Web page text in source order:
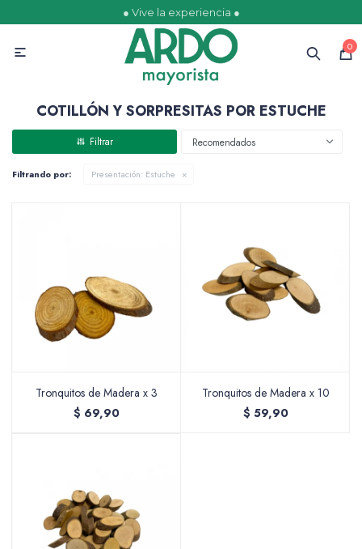
● Vive la experiencia ●
0

COTILLÓN Y SORPRESITAS POR ESTUCHE
Recomendados
Filtrando por: Presentación: Estuche
Tronquitos de Madera x 3
$ 69,90
Tronquitos de Madera x 10
$ 59,90
Ofertas Escolares
Golosinas
Maquillaje